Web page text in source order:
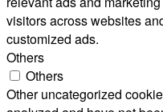
visitors across websites
customized ads.
Others
Others
Other uncategorized